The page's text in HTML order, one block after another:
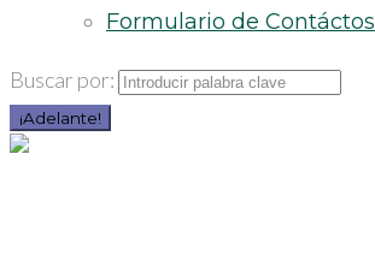
Formulario de Contáctos
Buscar por:
¡Adelante!